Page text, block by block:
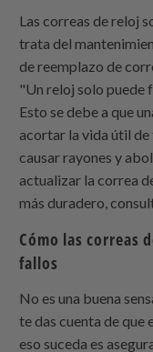
Las correas de reloj
trata del
de reemplazo de
"Un reloj solo puede
Esto se debe a que
acortar la vida útil de
causar rayones y
actualizar la correa
más duradero,
Cómo las correas
fallos
No es una buena
te das cuenta de que
eso suceda es